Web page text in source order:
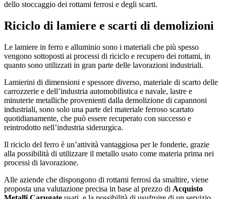
dello stoccaggio dei rottami ferrosi e degli scarti.
Riciclo di lamiere e scarti di demolizioni
Le lamiere in ferro e alluminio sono i materiali che più spesso
vengono sottoposti ai processi di riciclo e recupero dei rottami, in
quanto sono utilizzati in gran parte delle lavorazioni industriali.
Lamierini di dimensioni e spessore diverso, materiale di scarto delle
carrozzerie e dell’industria automobilistica e navale, lastre e
minuterie metalliche provenienti dalla demolizione di capannoni
industriali, sono solo una parte del materiale ferroso scartato
quotidianamente, che può essere recuperato con successo e
reintrodotto nell’industria siderurgica.
Il riciclo del ferro è un’attività vantaggiosa per le fonderie, grazie
alla possibilità di utilizzare il metallo usato come materia prima nei
processi di lavorazione.
Alle aziende che dispongono di rottami ferrosi da smaltire, viene
proposta una valutazione precisa in base al prezzo di Acquisto